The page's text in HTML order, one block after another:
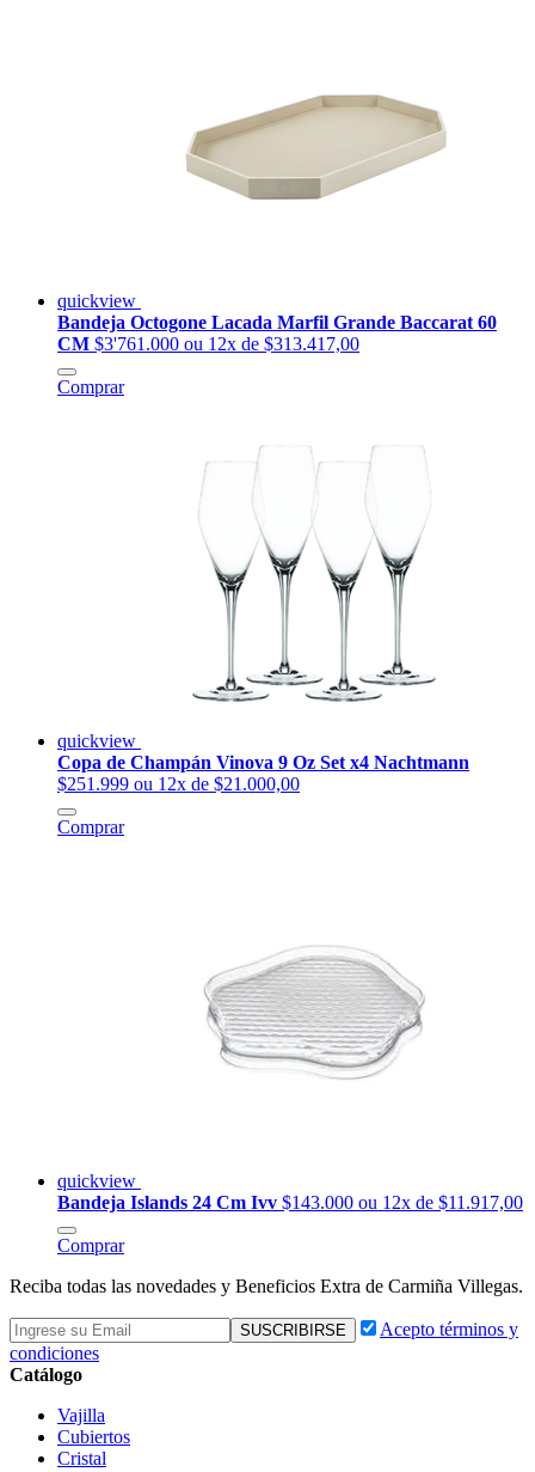
quickview
Bandeja Octogone Lacada Marfil Grande Baccarat 60
CM $3'761.000 ou 12x de $313.417,00
Comprar
quickview
Copa de Champán Vinova 9 Oz Set x4 Nachtmann
$251.999 ou 12x de $21.000,00
Comprar
quickview
Bandeja Islands 24 Cm Ivv $143.000 ou 12x de $11.917,00
Comprar
Reciba todas las novedades y Beneficios Extra de Carmiña Villegas.
Acepto términos y
condiciones
Catálogo
Vajilla
Cubiertos
Cristal